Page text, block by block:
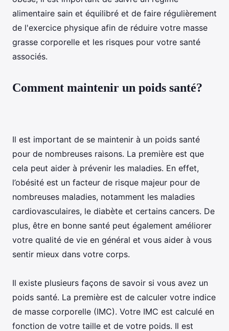
alimentaire sain et équilibré et de faire régulièrement
de l'exercice physique afin de réduire votre masse
grasse corporelle et les risques pour votre santé
associés.
Comment maintenir un poids santé?
Il est important de se maintenir à un poids santé
pour de nombreuses raisons. La première est que
cela peut aider à prévenir les maladies. En effet,
l’obésité est un facteur de risque majeur pour de
nombreuses maladies, notamment les maladies
cardiovasculaires, le diabète et certains cancers. De
plus, être en bonne santé peut également améliorer
votre qualité de vie en général et vous aider à vous
sentir mieux dans votre corps.
Il existe plusieurs façons de savoir si vous avez un
poids santé. La première est de calculer votre indice
de masse corporelle (IMC). Votre IMC est calculé en
fonction de votre taille et de votre poids. Il est